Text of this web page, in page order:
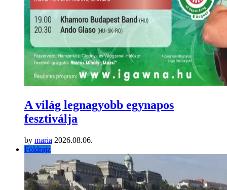
A világ legnagyobb egynapos
fesztiválja
by maria 2026.08.06.
Földrajz